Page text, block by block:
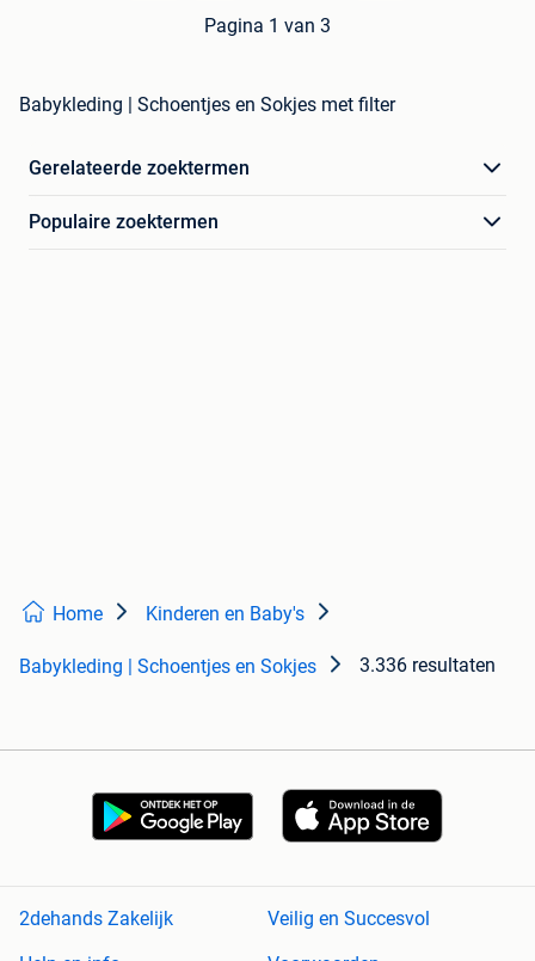
Pagina 1 van 3
Babykleding | Schoentjes en Sokjes met filter
Gerelateerde zoektermen
Populaire zoektermen
Home Kinderen en Baby's
Babykleding | Schoentjes en Sokjes 3.336 resultaten
2dehands Zakelijk
Veilig en Succesvol